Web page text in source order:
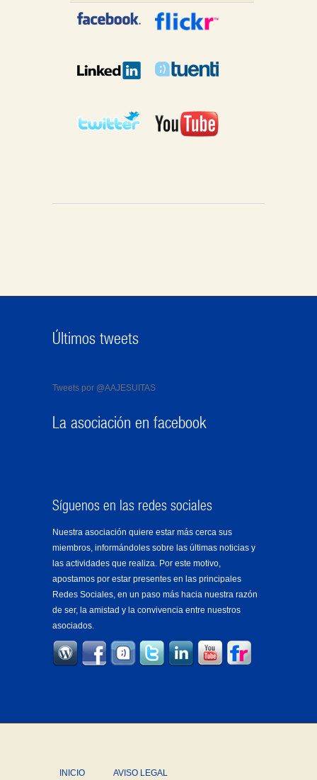
Últimos tweets
Tweets por @AAJESUITAS
La asociación en facebook
Síguenos en las redes sociales
Nuestra asociación quiere estar más cerca sus
miembros, informándoles sobre las últimas noticias y
las actividades que realiza. Por este motivo,
apostamos por estar presentes en las principales
Redes Sociales, en un paso más hacia nuestra razón
de ser, la amistad y la convivencia entre nuestros
asociados.
INICIO AVISO LEGAL